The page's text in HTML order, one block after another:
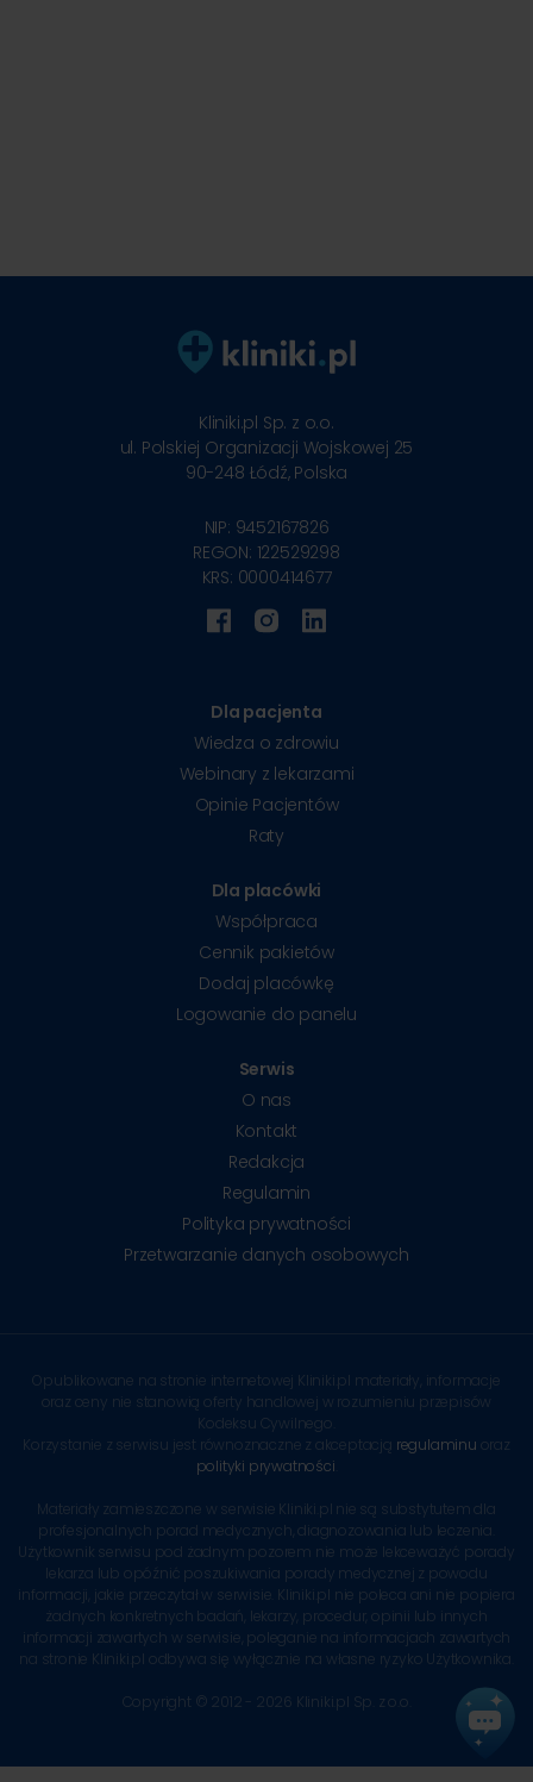
Kliniki.pl Sp. z o.o.
ul. Polskiej Organizacji Wojskowej 25
90-248 Łódź, Polska
NIP: 9452167826
REGON: 122529298
KRS: 0000414677
Dla pacjenta
Wiedza o zdrowiu
Webinary z lekarzami
Opinie Pacjentów
Raty
Dla placówki
Współpraca
Cennik pakietów
Dodaj placówkę
Logowanie do panelu
Serwis
O nas
Kontakt
Redakcja
Regulamin
Polityka prywatności
Przetwarzanie danych osobowych
Opublikowane na stronie internetowej Kliniki.pl materiały, informacje
oraz ceny nie stanowią oferty handlowej w rozumieniu przepisów
Kodeksu Cywilnego.
Korzystanie z serwisu jest równoznaczne z akceptacją regulaminu oraz
polityki prywatności
Materiały zamieszczone w serwisie Kliniki.pl nie są substytutem dla
profesjonalnych porad medycznych, diagnozowania lub leczenia.
Użytkownik serwisu pod żadnym pozorem nie może lekceważyć porady
lekarza lub opóźnić poszukiwania porady medycznej z powodu
informacji, jakie przeczytał w serwisie. Kliniki.pl nie poleca ani nie popiera
żadnych konkretnych badań, lekarzy, procedur, opinii lub innych
informacji zawartych w serwisie, poleganie na informacjach zawartych
na stronie Kliniki.pl odbywa się wyłącznie na własne ryzyko Użytkownika.
Copyright © 2012 - 2026 Kliniki.pl Sp. z o.o.